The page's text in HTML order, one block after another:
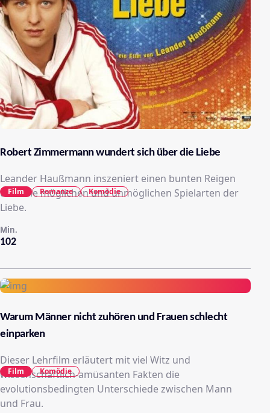
Robert Zimmermann wundert sich über die Liebe
Leander Haußmann inszeniert einen bunten Reigen
über die möglichen und unmöglichen Spielarten der
Liebe.
102
Min.
Film Romanze Komödie
Warum Männer nicht zuhören und Frauen schlecht
einparken
Dieser Lehrfilm erläutert mit viel Witz und
wissenschaftlich-amüsanten Fakten die
evolutionsbedingten Unterschiede zwischen Mann
und Frau.
Film Komödie